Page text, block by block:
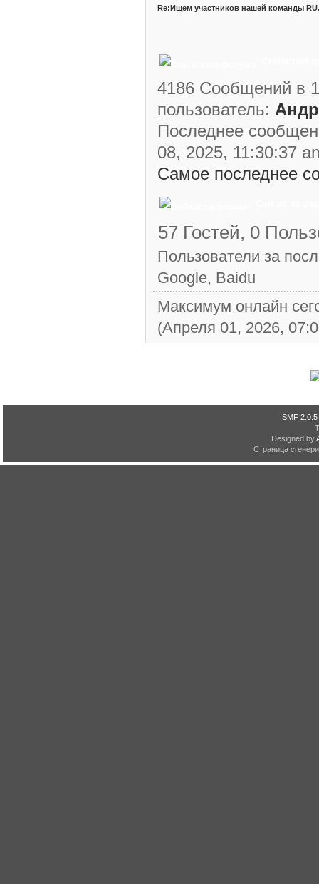
Re:Ищем участников нашей команды
4186 Сообщений в
пользователь:
Последнее
08, 2025, 11:30:37
Самое последнее
57 Гостей, 0
Пользователи за
Google, Baidu
Максимум онлайн
(Апреля 01, 2026,
SMF 2.0.5
Designed by
Страница